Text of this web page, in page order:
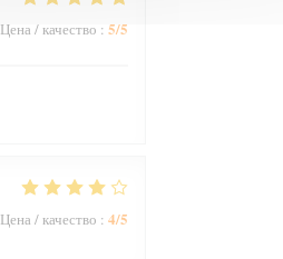
Цена / качество : 5/5
Цена / качество : 4/5